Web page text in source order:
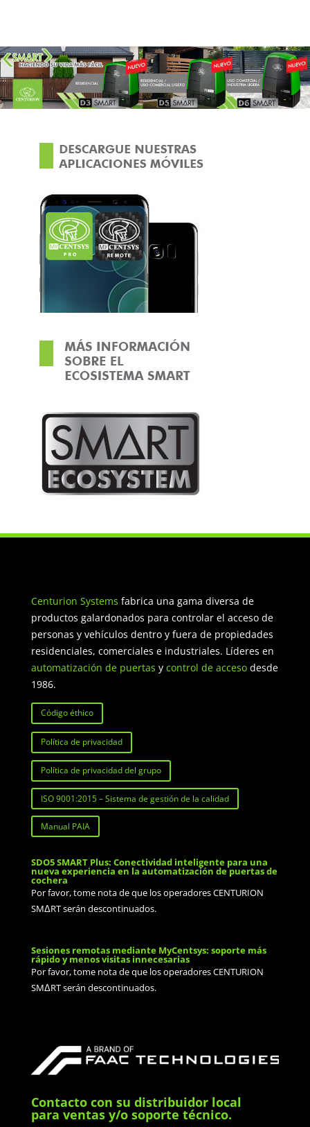
Centurion Systems fabrica una gama diversa de
productos galardonados para controlar el acceso de
personas y vehículos dentro y fuera de propiedades
residenciales, comerciales e industriales. Líderes en
automatización de puertas y control de accesodesde
1986.
Código éthico
Política de privacidad
Política de privacidad del grupo
ISO 9001:2015 – Sistema de gestión de la calidad
Manual PAIA
SDO5 SMART Plus: Conectividad inteligente para una
nueva experiencia en la automatización de puertas de
cochera
Por favor, tome nota de que los operadores CENTURION
SMΔRT serán descontinuados.
Sesiones remotas mediante MyCentsys: soporte más
rápido y menos visitas innecesarias
Por favor, tome nota de que los operadores CENTURION
SMΔRT serán descontinuados.
Contacto con su distribuidor local
para ventas y/o soporte técnico.